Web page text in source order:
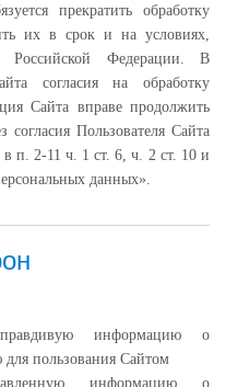
прекратить обработку
их в срок и на условиях,
Российской Федерации. В
согласия на обработку
Сайта вправе продолжить
согласия Пользователя Сайта
п. 2-11 ч. 1 ст. 6, ч. 2 ст. 10 и
данных».
информацию о
пользования Сайтом
информацию о